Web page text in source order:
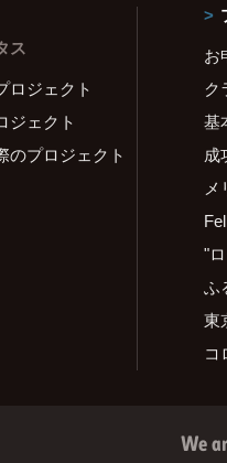
ス
ロジェクト
ジェクト
のプロジェクト
お
ク
基
成
メ
"
ふ
東
コ
We